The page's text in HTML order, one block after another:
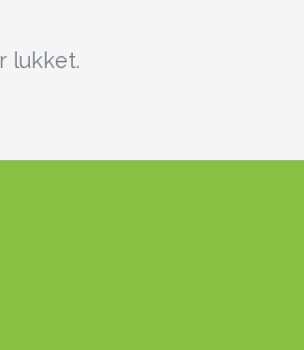
lukket.